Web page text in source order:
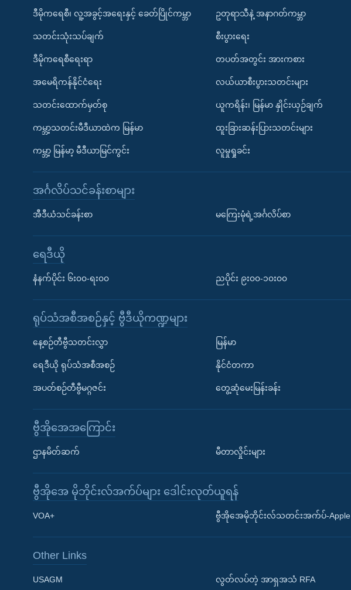
Learning English
ဒီမိုကရေစီ၊ လူ့အခွင့်အရေးနှင့် ခေတ်ပြိုင်ကမ္ဘာ
သတင်းသုံးသပ်ချက်
ဒီမိုကရေစီရေးရာ
အမေရိကန်နိုင်ငံရေး
သတင်းထောက်မှတ်စု
ကမ္ဘာ့သတင်းမီဒီယာထဲက မြန်မာ
ကမ္ဘာ့ မြန်မာ့ မီဒီယာမြင်ကွင်း
ဥတုရာသီနဲ့ အနာဂတ်ကမ္ဘာ
စီးပွားရေး
တပတ်အတွင်း အားကစား
လယ်ယာစီးပွားသတင်းများ
ယူကရိန်း၊ မြန်မာ နှိုင်းယှဉ်ချက်
ထူးခြားဆန်းပြားသတင်းများ
လူမှုရှုခင်း
အင်္ဂလိပ်သင်ခန်းစာများ
အီဒီယံသင်ခန်းစာ မကြေးမုံရဲ့အင်္ဂလိပ်စာ
ရေဒီယို
နံနက်ပိုင်း ၆း၀၀-ရး၀၀ ညပိုင်း ၉း၀၀-၁၀း၀၀
ရုပ်သံအစီအစဉ်နှင့် ဗွီဒီယိုကဏ္ဍများ
နေ့စဉ်တီဗွီသတင်းလွှာ
ရေဒီယို ရုပ်သံအစီအစဉ်
အပတ်စဉ်တီဗွီမဂ္ဂဇင်း
မြန်မာ
နိုင်ငံတကာ
တွေ့ဆုံမေးမြန်းခန်း
ဗွီအိုအေအကြောင်း
ဌာနမိတ်ဆက် မီတာလှိုင်းများ
ဗွီအိုအေ မိုဘိုင်းလ်အက်ပ်များ ဒေါင်းလုတ်ယူရန်
VOA+ ဗွီအိုအေမိုဘိုင်းလ်သတင်းအက်ပ်-Apple
Other Links
USAGM လွတ်လပ်တဲ့ အာရှအသံ RFA